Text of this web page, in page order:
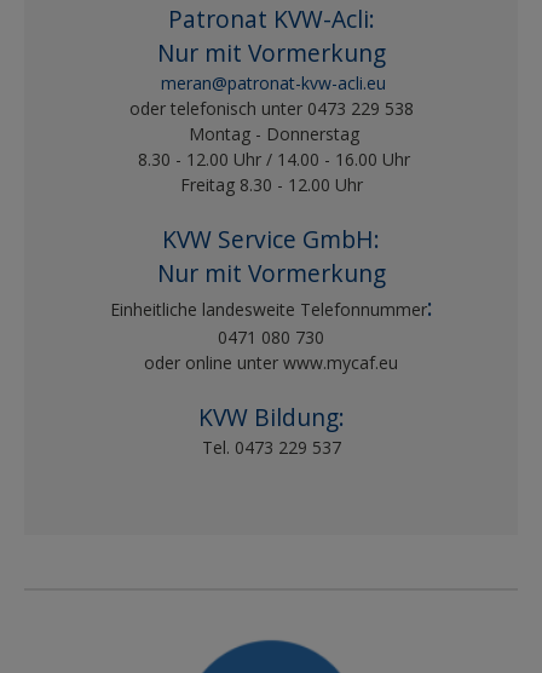
Patronat KVW-Acli:
Nur mit Vormerkung
meran@patronat-kvw-acli.eu
oder telefonisch unter 0473 229 538
Montag - Donnerstag
8.30 - 12.00 Uhr / 14.00 - 16.00 Uhr
Freitag 8.30 - 12.00 Uhr
KVW Service GmbH:
Nur mit Vormerkung
Einheitliche landesweite Telefonnummer:
0471 080 730
oder online unter www.mycaf.eu
KVW Bildung:
Tel. 0473 229 537